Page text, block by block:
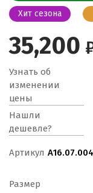
Хит сезона
35,200
Узнать об
изменении
цены
Нашли
дешевле?
Артикул А16.07.004
Размер